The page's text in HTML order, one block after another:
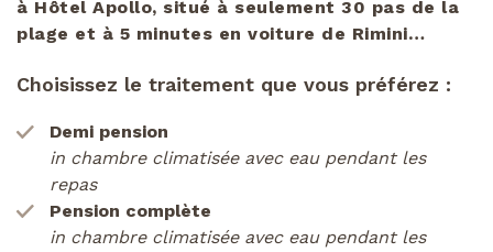
à Hôtel Apollo, situé à seulement 30 pas de la
plage et à 5 minutes en voiture de Rimini…
Choisissez le traitement que vous préférez :
Demi pension
in chambre climatisée avec eau pendant les
repas
Pension complète
in chambre climatisée avec eau pendant les